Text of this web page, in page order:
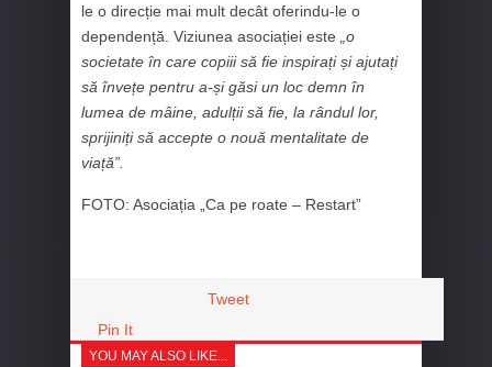
le o direcție mai mult decât oferindu-le o
dependență. Viziunea asociației este „o
societate în care copiii să fie inspirați și ajutați
să învețe pentru a-și găsi un loc demn în
lumea de mâine, adulții să fie, la rândul lor,
sprijiniți să accepte o nouă mentalitate de
viață”.
FOTO: Asociația „Ca pe roate – Restart”
Tweet
Pin It
YOU MAY ALSO LIKE...